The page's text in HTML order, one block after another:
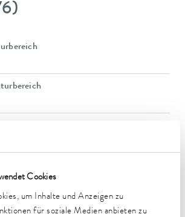
Cookies
um Inhalte und Anzeigen zu
für soziale Medien anbieten zu